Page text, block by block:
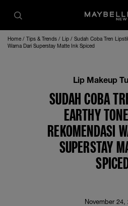
Home Tips & Trends Lip
Sudah Coba Tren
Warna Dari Superstay Matte Ink Spiced
Lip Makeup
SUDAH COBA
EARTHY
REKOMENDASI
SUPERSTAY
November 24,